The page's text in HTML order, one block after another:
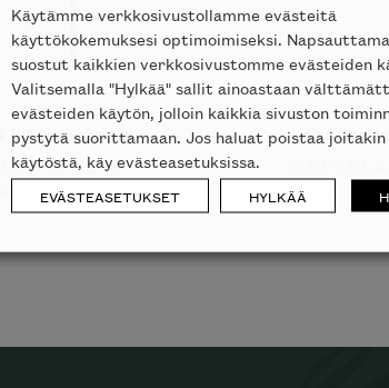
lattiavalaisin
ITALIA
€
Levante
ALK.
Käytämme verkkosivustollamme evästeitä
käyttökokemuksesi optimoimiseksi.
suostut kaikkien verkkosivustomme evästeiden
Valitsemalla "Hylkää" sallit ainoastaan
evästeiden käytön, jolloin kaikkia sivuston
pystytä suorittamaan. Jos haluat poistaa
käytöstä, käy evästeasetuksissa.
EVÄSTEASETUKSET HYLKÄÄ